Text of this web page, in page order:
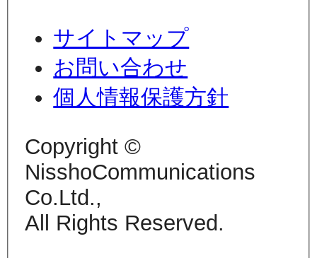
サイトマップ
お問い合わせ
個人情報保護方針
Copyright ©
NisshoCommunications
Co.Ltd.,
All Rights Reserved.